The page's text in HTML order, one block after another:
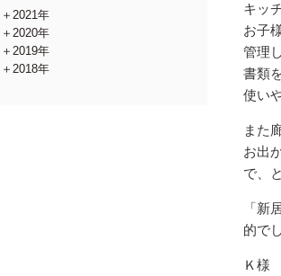
キッ
お子
管理
書類
使い
また
お出
で、
「新
的で
Ｋ様
2021年
2020年
2019年
2018年